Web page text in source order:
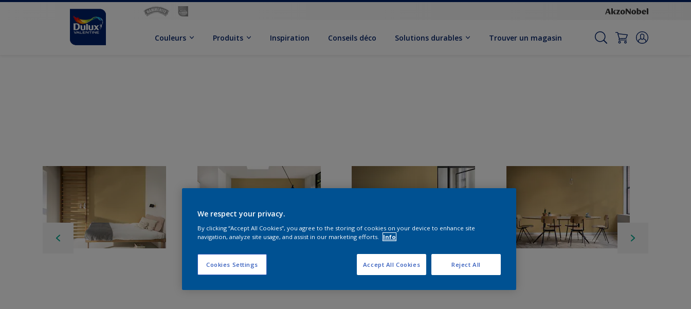
Couleurs Produits Inspiration Conseils déco Solutions durables Trouver un magasin
We respect your privacy.
By clicking “Accept All Cookies”, you agree to the storing of cookies on your device to enhance site
navigation, analyze site usage, and assist in our marketing efforts.
Info
Cookies Settings Reject All
Accept All Cookies